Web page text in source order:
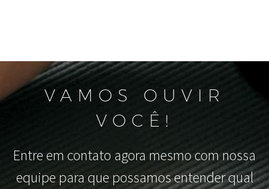
VAMOS OUVIR
VOCÊ!
Entre em contato agora mesmo com nossa
equipe para que possamos entender qual